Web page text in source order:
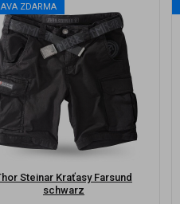
ZDARMA
Steinar Kraťasy Farsund
schwarz